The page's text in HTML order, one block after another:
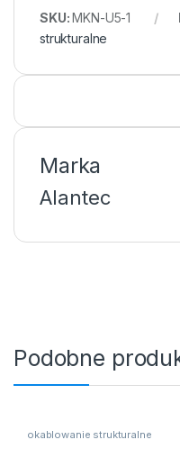
SKU:MKN-U5-1
strukturalne
Marka
Alantec
Podobne
okablowanie strukturalne